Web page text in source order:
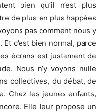
bien qu’il n’est plus
de plus en plus happées
pas comment nous y
c’est bien normal, parce
écrans est justement de
Nous n’y voyons nulle
collectives, du débat, de
Chez les jeunes enfants,
Elle leur propose un